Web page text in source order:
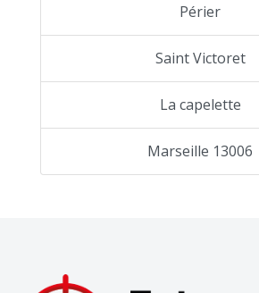
Périer
Saint Victoret
La capelette
Marseille 13006